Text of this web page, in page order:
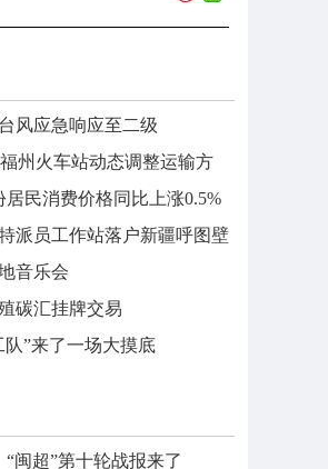
风应急响应至二级
州火车站动态调整运输方
居民消费价格同比上涨0.5%
派员工作站落户新疆呼图壁
音乐会
碳汇挂牌交易
”来了一场大摸底
闽超”第十轮战报来了